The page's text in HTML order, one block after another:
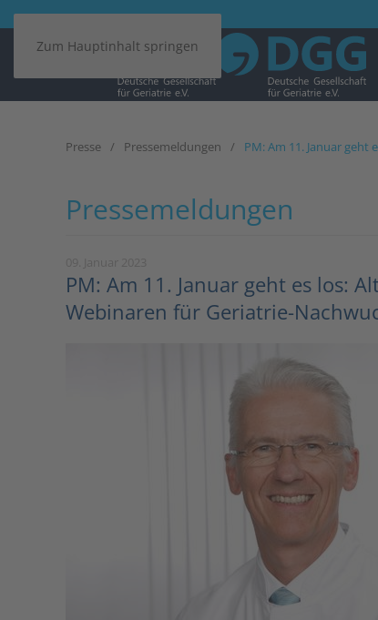
Zum Hauptinhalt springen
Presse Pressemeldungen PM: Am 11. Januar
Pressemeldungen
PM: Am 11. Januar geht es los:
Webinaren für Geriatrie-